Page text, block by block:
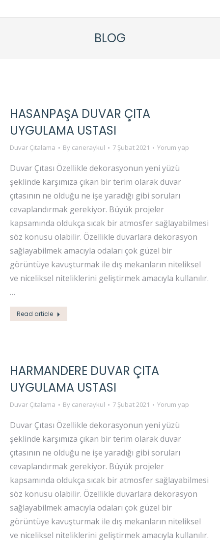
BLOG
HASANPAŞA DUVAR ÇITA
UYGULAMA USTASI
Duvar Çıtalama By caneraykul 7 Şubat 2021 Yorum yap
Duvar Çıtası Özellikle dekorasyonun yeni yüzü
şeklinde karşımıza çıkan bir terim olarak duvar
çıtasının ne olduğu ne işe yaradığı gibi soruları
cevaplandırmak gerekiyor. Büyük projeler
kapsamında oldukça sıcak bir atmosfer sağlayabilmesi
söz konusu olabilir. Özellikle duvarlara dekorasyon
sağlayabilmek amacıyla odaları çok güzel bir
görüntüye kavuşturmak ile dış mekanların niteliksel
ve niceliksel niteliklerini geliştirmek amacıyla kullanılır.
…
Read article
HARMANDERE DUVAR ÇITA
UYGULAMA USTASI
Duvar Çıtalama By caneraykul 7 Şubat 2021 Yorum yap
Duvar Çıtası Özellikle dekorasyonun yeni yüzü
şeklinde karşımıza çıkan bir terim olarak duvar
çıtasının ne olduğu ne işe yaradığı gibi soruları
cevaplandırmak gerekiyor. Büyük projeler
kapsamında oldukça sıcak bir atmosfer sağlayabilmesi
söz konusu olabilir. Özellikle duvarlara dekorasyon
sağlayabilmek amacıyla odaları çok güzel bir
görüntüye kavuşturmak ile dış mekanların niteliksel
ve niceliksel niteliklerini geliştirmek amacıyla kullanılır.